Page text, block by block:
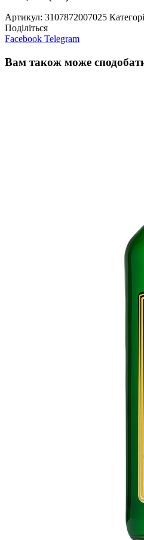
Артикул: 3107872007025
Поділіться
Facebook Telegram
Вам також може